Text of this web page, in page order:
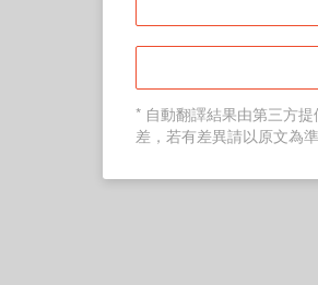
* 自動翻譯結果由第三方
差，若有差異請以原文為準